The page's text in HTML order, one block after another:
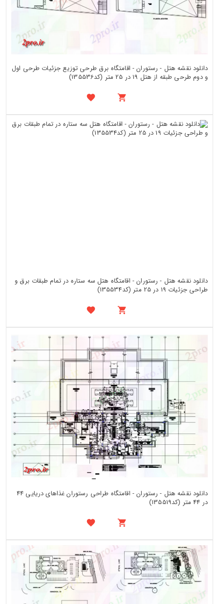
دانلود نقشه هتل - رستوران - اقامتگاه برق طرحی توزیع جزئیات طرحی اول
و دوم طرحی طبقه از هتل 19 در 25 متر (کد135536)
دانلود نقشه هتل - رستوران - اقامتگاه هتل سه ستاره در تمام طبقات برق و
طراحی جزئیات 19 در 25 متر (کد135534)
دانلود نقشه هتل - رستوران - اقامتگاه طراحی رستوران غذاهای دریایی 44
در 44 متر (کد135519)